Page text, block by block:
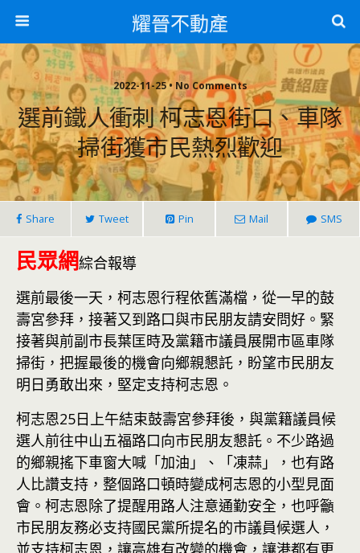
耀晉不動產
2022-11-25 • No Comments
選前鐵人衝刺 柯志恩街口、車隊
掃街獲市民熱烈歡迎
Share Tweet Pin Mail SMS
民眾網綜合報導
選前最後一天，柯志恩行程依舊滿檔，從一早的鼓
壽宮參拜，接著又到路口與市民朋友請安問好。緊
接著與前副市長葉匡時及黨籍市議員展開市區車隊
掃街，把握最後的機會向鄉親懇託，盼望市民朋友
明日勇敢出來，堅定支持柯志恩。
柯志恩25日上午結束鼓壽宮參拜後，與黨籍議員候
選人前往中山五福路口向市民朋友懇託。不少路過
的鄉親搖下車窗大喊「加油」、「凍蒜」，也有路
人比讚支持，整個路口頓時變成柯志恩的小型見面
會。柯志恩除了提醒用路人注意通勤安全，也呼籲
市民朋友務必支持國民黨所提名的市議員候選人，
並支持柯志恩，讓高雄有改變的機會，讓港都有更